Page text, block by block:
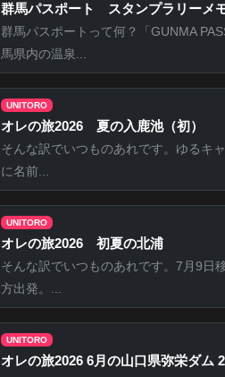
群馬パスポート スタンプラリーメ
群馬パスポートって何？「GUNMA
馬県内の温泉...
UNITORO
オレの旅2026 夏の入鹿池（初）
そんな訳でいつものあれです。ゆるキ
に名前...
UNITORO
オレの旅2026 初夏の北浦
そんな訳でいつものあれです。7月9日
方出発。...
UNITORO
オレの旅2026 6月の山口県弥栄ダム